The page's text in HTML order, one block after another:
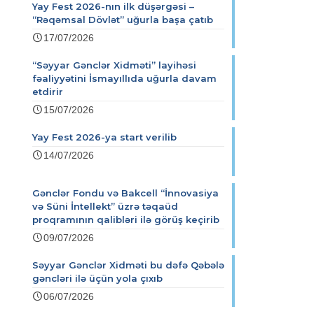
Yay Fest 2026-nın ilk düşərgəsi –
“Rəqəmsal Dövlət” uğurla başa çatıb
17/07/2026
“Səyyar Gənclər Xidməti” layihəsi
fəaliyyətini İsmayıllıda uğurla davam
etdirir
15/07/2026
Yay Fest 2026-ya start verilib
14/07/2026
Gənclər Fondu və Bakcell “İnnovasiya
və Süni İntellekt” üzrə təqaüd
proqramının qalibləri ilə görüş keçirib
09/07/2026
Səyyar Gənclər Xidməti bu dəfə Qəbələ
gəncləri ilə üçün yola çıxıb
06/07/2026